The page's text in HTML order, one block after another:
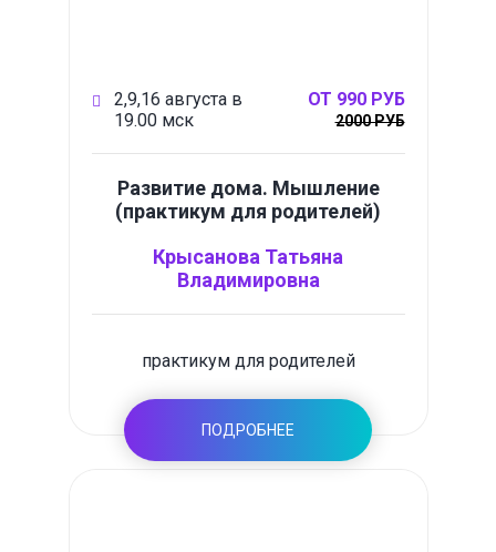
2,9,16 августа в
19.00 мск
ОТ 990 РУБ
2000 РУБ
Развитие дома. Мышление
(практикум для родителей)
Крысанова Татьяна
Владимировна
практикум для родителей
ПОДРОБНЕЕ